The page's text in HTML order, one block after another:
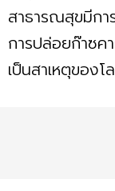
สาธารณสุขมีก
การปล่อยก๊าซค
เป็นสาเหตุของโ